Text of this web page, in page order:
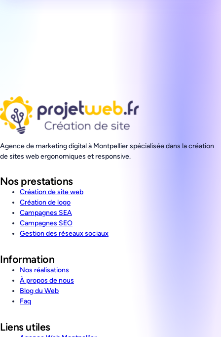
Agence de marketing digital à Montpellier spécialisée dans la création
de sites web ergonomiques et responsive.
Nos prestations
Création de site web
Création de logo
Campagnes SEA
Campagnes SEO
Gestion des réseaux sociaux
Information
Nos réalisations
À propos de nous
Blog du Web
Faq
Liens utiles